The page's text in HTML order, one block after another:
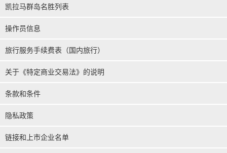
凯拉马群岛名胜列表
操作员信息
旅行服务手续费表（国内旅行）
关于《特定商业交易法》的说明
条款和条件
隐私政策
链接和上市企业名单